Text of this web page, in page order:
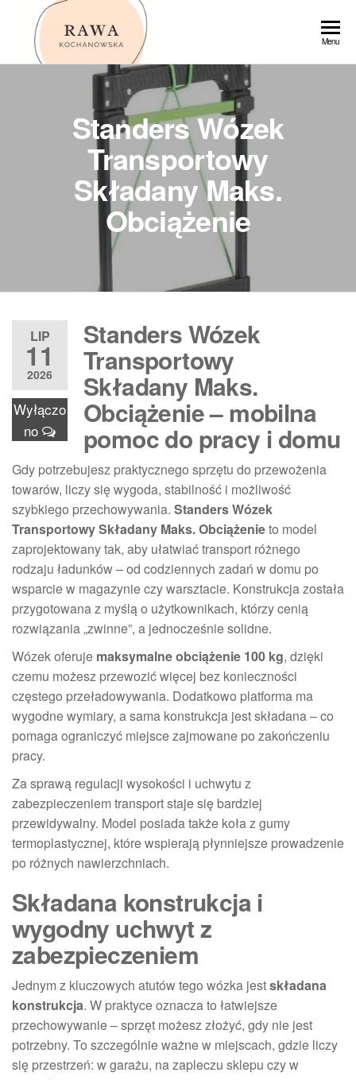
Przejdź
Menu
Standers Wózek
Transportowy
Składany Maks.
Obciążenie
LIP
11
2026
Wyłączo
no
Standers Wózek
Transportowy
Składany Maks.
Obciążenie – mobilna
pomoc do pracy i domu
Gdy potrzebujesz praktycznego sprzętu do przewożenia
towarów, liczy się wygoda, stabilność i możliwość
szybkiego przechowywania. Standers Wózek
Transportowy Składany Maks. Obciążenieto model
zaprojektowany tak, aby ułatwiać transport różnego
rodzaju ładunków – od codziennych zadań w domu po
wsparcie w magazynie czy warsztacie. Konstrukcja została
przygotowana z myślą o użytkownikach, którzy cenią
rozwiązania „zwinne”, a jednocześnie solidne.
Wózek oferuje maksymalne obciążenie 100 kg, dzięki
czemu możesz przewozić więcej bez konieczności
częstego przeładowywania. Dodatkowo platforma ma
wygodne wymiary, a sama konstrukcja jest składana – co
pomaga ograniczyć miejsce zajmowane po zakończeniu
pracy.
Za sprawą regulacji wysokości i uchwytu z
zabezpieczeniem transport staje się bardziej
przewidywalny. Model posiada także koła z gumy
termoplastycznej, które wspierają płynniejsze prowadzenie
po różnych nawierzchniach.
Składana konstrukcja i
wygodny uchwyt z
zabezpieczeniem
Jednym z kluczowych atutów tego wózka jestskładana
konstrukcja. W praktyce oznacza to łatwiejsze
przechowywanie – sprzęt możesz złożyć, gdy nie jest
potrzebny. To szczególnie ważne w miejscach, gdzie liczy
się przestrzeń: w garażu, na zapleczu sklepu czy w